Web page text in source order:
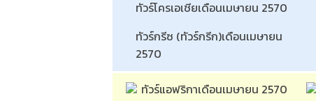
ทัวร์กรีซ (ทัวร์กรีก)เดือนเมษายน
2570